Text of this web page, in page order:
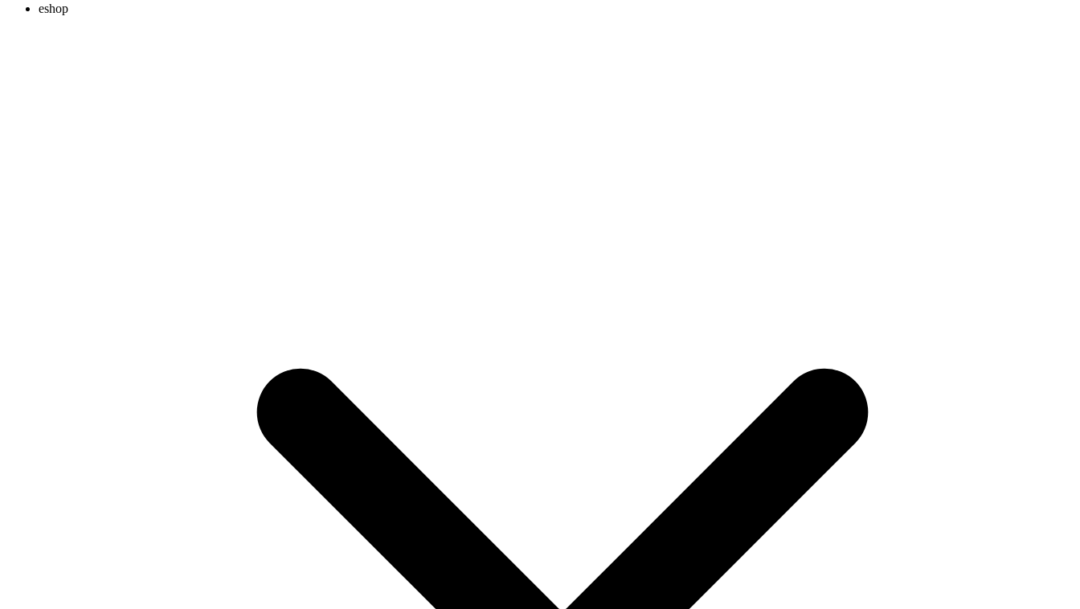
eshop